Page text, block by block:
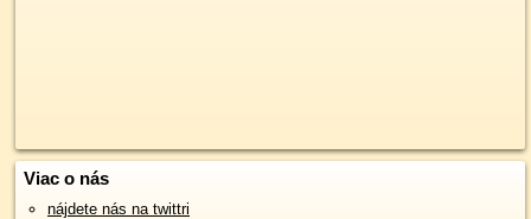
Viac o nás
nájdete nás na twittri